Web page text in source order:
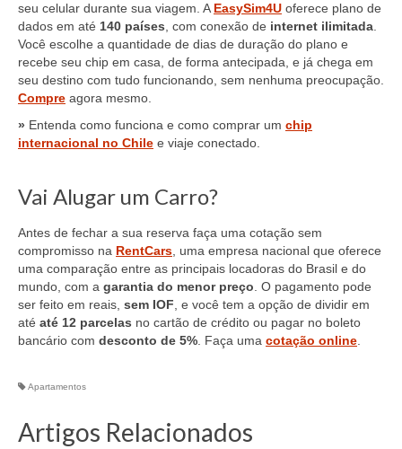
seu celular durante sua viagem. AEasySim4U oferece plano de
dados em até 140 países, com conexão de internet ilimitada.
Você escolhe a quantidade de dias de duração do plano e
recebe seu chip em casa, de forma antecipada, e já chega em
seu destino com tudo funcionando, sem nenhuma preocupação.
Compre agora mesmo.
» Entenda como funciona e como comprar um chip
internacional no Chile e viaje conectado.
Vai Alugar um Carro?
Antes de fechar a sua reserva faça uma cotação sem
compromisso na RentCars, uma empresa nacional que oferece
uma comparação entre as principais locadoras do Brasil e do
mundo, com a garantia do menor preço. O pagamento pode
ser feito em reais, sem IOF, e você tem a opção de dividir em
até até 12 parcelas no cartão de crédito ou pagar no boleto
bancário com desconto de 5%. Faça uma cotação online.
Apartamentos
Artigos Relacionados